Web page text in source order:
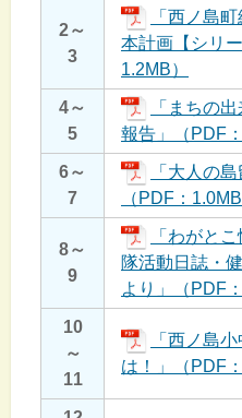
2～
3
「西ノ島
本計画【シリ
1.2MB）
4～
5
「まちの
報告」（PDF：
6～
7
「大人の
（PDF：1.0MB
8～
9
「わがと
隊活動日誌・
より」（PDF
10
～
11
「西ノ島
は！」（PDF